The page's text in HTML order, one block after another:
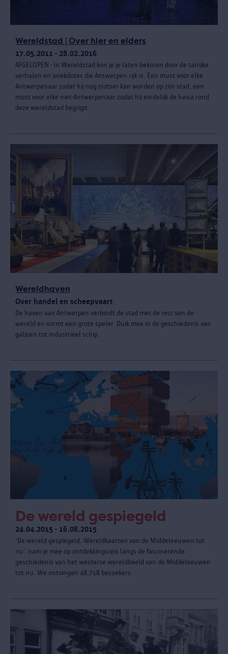
Wereldstad | Over hier en elders
17.05.2011 - 28.02.2016
AFGELOPEN - In Wereldstad kon je je laten bekoren door de talrijke
verhalen en anekdotes die Antwerpen rijk is. Een must voor elke
Antwerpenaar zodat hij nog trotser kan worden op zijn stad, een
must voor elke niet-Antwerpenaar zodat hij eindelijk de heisa rond
deze wereldstad begrijpt.
Wereldhaven
Over handel en scheepvaart
De haven van Antwerpen verbindt de stad met de rest van de
wereld en vormt een grote speler. Duik mee in de geschiedenis van
galjoen tot industrieel schip.
De wereld gespiegeld
24.04.2015 - 16.08.2015
‘De wereld gespiegeld. Wereldkaarten van de Middeleeuwen tot
nu’. nam je mee op ontdekkingsreis langs de fascinerende
geschiedenis van het westerse wereldbeeld van de Middeleeuwen
tot nu. We ontvingen 48.718 bezoekers.